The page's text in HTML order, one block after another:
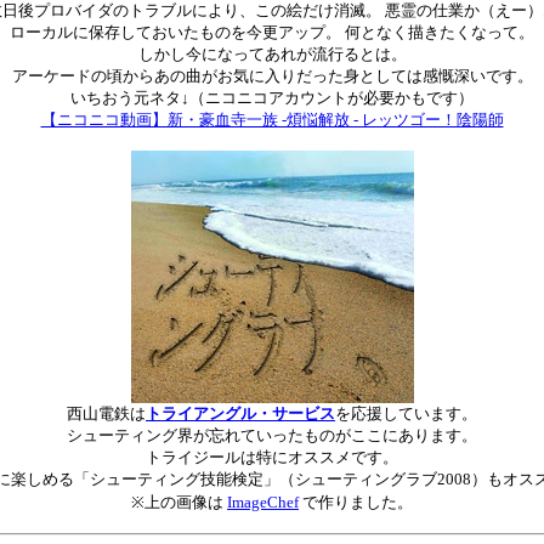
後プロバイダのトラブルにより、この絵だけ消滅。 悪霊の仕業か（えー）
ローカルに保存しておいたものを今更アップ。 何となく描きたくなって。
しかし今になってあれが流行るとは。
アーケードの頃からあの曲がお気に入りだった身としては感慨深いです。
いちおう元ネタ↓（ニコニコアカウントが必要かもです）
【ニコニコ動画】新・豪血寺一族 -煩悩解放 - レッツゴー！陰陽師
西山電鉄は トライアングル・サービスを応援しています。
シューティング界が忘れていったものがここにあります。
トライジールは特にオススメです。
楽しめる「シューティング技能検定」（シューティングラブ2008）もオス
※上の画像は ImageChefで作りました。